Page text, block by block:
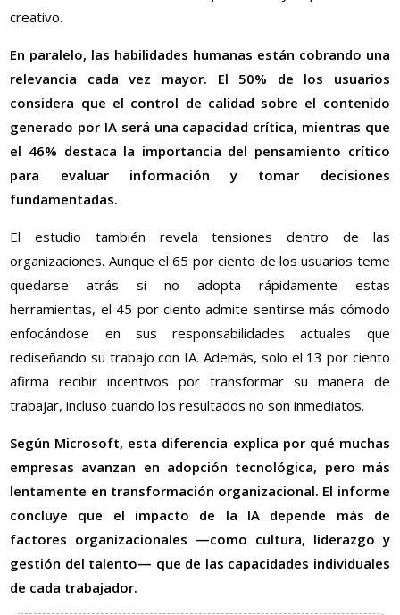
creativo.
En paralelo, las habilidades humanas están cobrando una
relevancia cada vez mayor. El 50% de los usuarios
considera que el control de calidad sobre el contenido
generado por IA será una capacidad crítica, mientras que
el 46% destaca la importancia del pensamiento crítico
para evaluar información y tomar decisiones
fundamentadas.
El estudio también revela tensiones dentro de las
organizaciones. Aunque el 65 por ciento de los usuarios teme
quedarse atrás si no adopta rápidamente estas
herramientas, el 45 por ciento admite sentirse más cómodo
enfocándose en sus responsabilidades actuales que
rediseñando su trabajo con IA. Además, solo el 13 por ciento
afirma recibir incentivos por transformar su manera de
trabajar, incluso cuando los resultados no son inmediatos.
Según Microsoft, esta diferencia explica por qué muchas
empresas avanzan en adopción tecnológica, pero más
lentamente en transformación organizacional. El informe
concluye que el impacto de la IA depende más de
factores organizacionales —como cultura, liderazgo y
gestión del talento— que de las capacidades individuales
de cada trabajador.